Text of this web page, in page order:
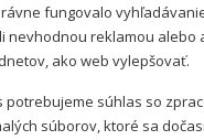
fungovalo
nevhodnou reklamou alebo
ako web vylepšovať.
potrebujeme súhlas so
súborov, ktoré sa